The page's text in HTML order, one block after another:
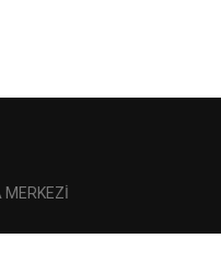
MERKEZİ